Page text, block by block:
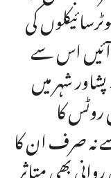
کی
اس سے
شہر میں
کا
نہ صرف ان کا
بھی متاثر